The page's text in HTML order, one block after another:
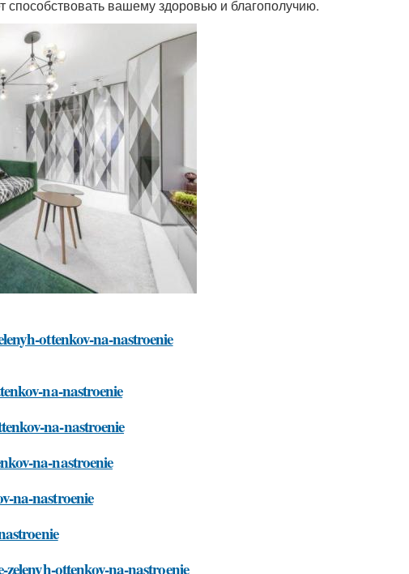
способствовать вашему здоровью и благополучию.
ottenkov-na-nastroenie
na-nastroenie
na-nastroenie
na-nastroenie
na-nastroenie
ottenkov-na-nastroenie